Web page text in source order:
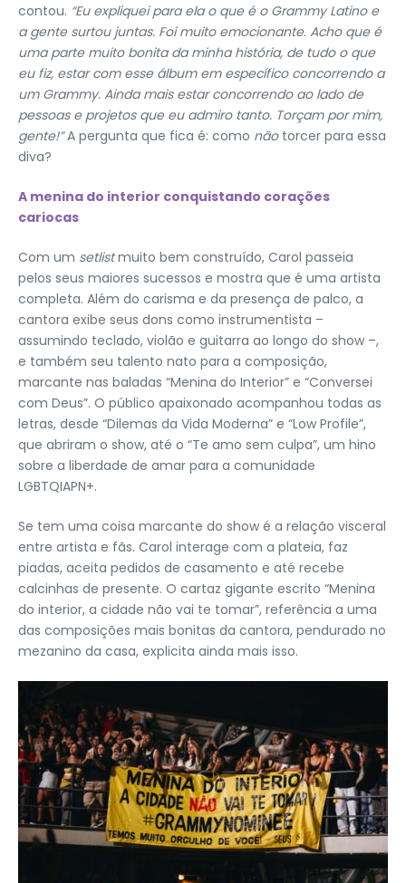
contou. “Eu expliquei para ela o que é o Grammy Latino e
a gente surtou juntas. Foi muito emocionante. Acho que é
uma parte muito bonita da minha história, de tudo o que
eu fiz, estar com esse álbum em específico concorrendo a
um Grammy. Ainda mais estar concorrendo ao lado de
pessoas e projetos que eu admiro tanto. Torçam por mim,
gente!”A pergunta que fica é: como nãotorcer para essa
diva?
A menina do interior conquistando corações
cariocas
Com um setlistmuito bem construído, Carol passeia
pelos seus maiores sucessos e mostra que é uma artista
completa. Além do carisma e da presença de palco, a
cantora exibe seus dons como instrumentista –
assumindo teclado, violão e guitarra ao longo do show –,
e também seu talento nato para a composição,
marcante nas baladas “Menina do Interior” e “Conversei
com Deus”. O público apaixonado acompanhou todas as
letras, desde “Dilemas da Vida Moderna” e “Low Profile”,
que abriram o show, até o “Te amo sem culpa”, um hino
sobre a liberdade de amar para a comunidade
LGBTQIAPN+.
Se tem uma coisa marcante do show é a relação visceral
entre artista e fãs. Carol interage com a plateia, faz
piadas, aceita pedidos de casamento e até recebe
calcinhas de presente. O cartaz gigante escrito “Menina
do interior, a cidade não vai te tomar”, referência a uma
das composições mais bonitas da cantora, pendurado no
mezanino da casa, explicita ainda mais isso.